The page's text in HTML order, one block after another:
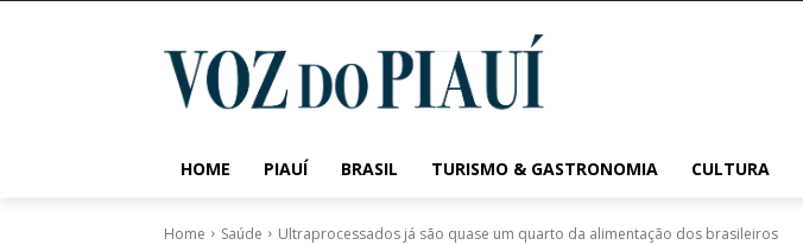
HOME PIAUÍ BRASIL TURISMO & GASTRONOMIA CULTURA
Home Saúde Ultraprocessados já são quase um quarto da alimentação dos brasileiros